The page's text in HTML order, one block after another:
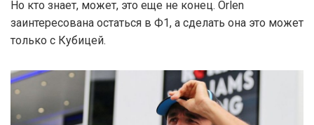
Но кто знает, может, это еще не конец. Orlen
заинтересована остаться в Ф1, а сделать она это может
только с Кубицей.